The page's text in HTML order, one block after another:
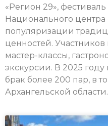
«Регион 29»,
Национального центра
популяризации
ценностей.
мастер-классы,
экскурсии. В 2025
брак более 200 пар, в
Архангельской области.